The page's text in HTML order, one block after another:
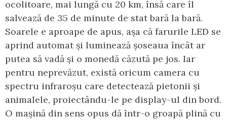
ocolitoare, mai lungă cu 20 km, însă care îl
salvează de 35 de minute de stat bară la bară.
Soarele e aproape de apus, așa că farurile LED se
aprind automat și luminează șoseaua încât ar
putea să vadă și o monedă căzută pe jos. Iar
pentru neprevăzut, există oricum camera cu
spectru infraroșu care detectează pietonii și
animalele, proiectându-le pe display-ul din bord.
O mașină din sens opus dă într-o groapă plină cu